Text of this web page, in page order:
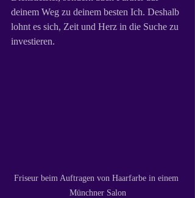
deinem Weg zu deinem besten Ich. Deshalb
lohnt es sich, Zeit und Herz in die Suche zu
investieren.
Friseur beim Auftragen von Haarfarbe in einem
Münchner Salon